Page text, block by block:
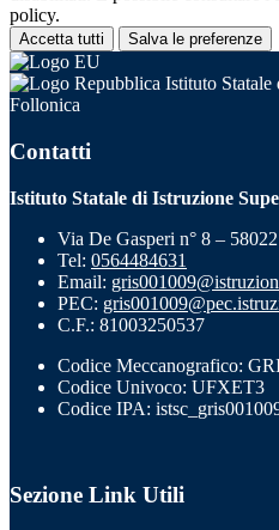
policy.
Accetta tutti Salva le preferenze
Istituto Statale
Follonica
Contatti
Istituto Statale di Istruzione
Via De Gasperi n° 8 –
Tel: 0564484631
Email:
PEC:
C.F.: 81003250537
Codice Meccanografico:
Codice Univoco: UFXET3
Codice IPA:
Sezione Link Utili